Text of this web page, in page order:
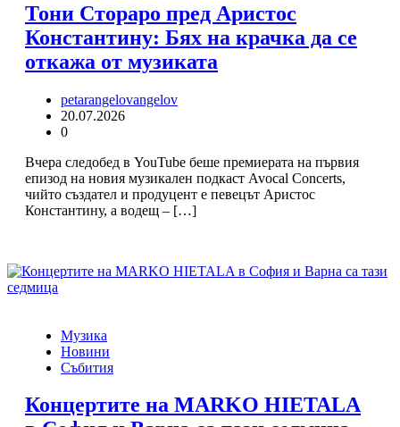
Тони Стораро пред Аристос
Константину: Бях на крачка да се
откажа от музиката
petarangelovangelov
20.07.2026
0
Вчера следобед в YouTube беше премиерата на първия
епизод на новия музикален подкаст Avocal Concerts,
чийто създател и продуцент е певецът Аристос
Константину, а водещ – […]
Музика
Новини
Събития
Концертите на MARKO HIETALA